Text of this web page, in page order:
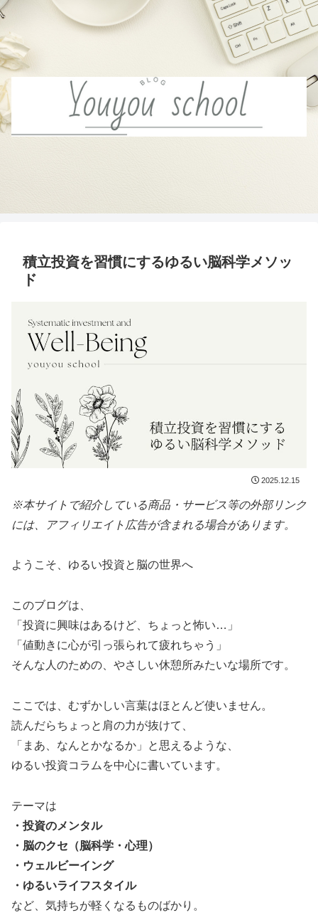
積立投資を習慣にするゆるい脳科学メソッ
ド
2025.12.15
※本サイトで紹介している商品・サービス等の外部リンク
には、アフィリエイト広告が含まれる場合があります。
ようこそ、ゆるい投資と脳の世界へ
このブログは、
「投資に興味はあるけど、ちょっと怖い…」
「値動きに心が引っ張られて疲れちゃう」
そんな人のための、やさしい休憩所みたいな場所です。
ここでは、むずかしい言葉はほとんど使いません。
読んだらちょっと肩の力が抜けて、
「まあ、なんとかなるか」と思えるような、
ゆるい投資コラムを中心に書いています。
テーマは
・投資のメンタル
・脳のクセ（脳科学・心理）
・ウェルビーイング
・ゆるいライフスタイル
など、気持ちが軽くなるものばかり。